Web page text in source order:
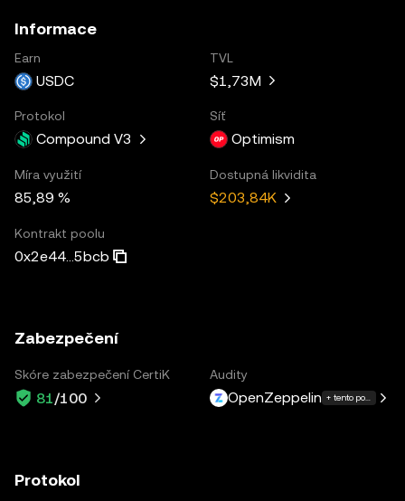
Informace
Earn
USDC
TVL
$1,73M
Protokol
Compound V3
Síť
Optimism
Míra využití
85,89 %
Dostupná likvidita
$203,84K
Kontrakt poolu
0x2e44...5bcb
Zabezpečení
Skóre zabezpečení CertiK
81/100
Audity
OpenZeppelin + tento počet
Protokol